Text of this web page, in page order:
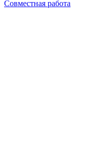
Совместная работа